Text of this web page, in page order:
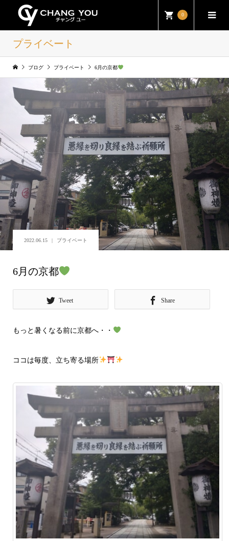
0
プライベート
ブログ プライベート 6月の京都
2022.06.15 プライベート
6月の京都
Tweet Share
もっと暑くなる前に京都へ・・
ココは毎度、立ち寄る場所